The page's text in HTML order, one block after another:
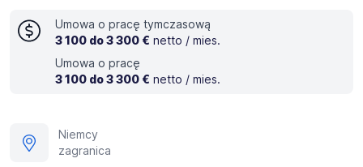
Umowa o pracę tymczasową
3 100 do 3 300 € netto / mies.
Umowa o pracę
3 100 do 3 300 € netto / mies.
Niemcy
zagranica